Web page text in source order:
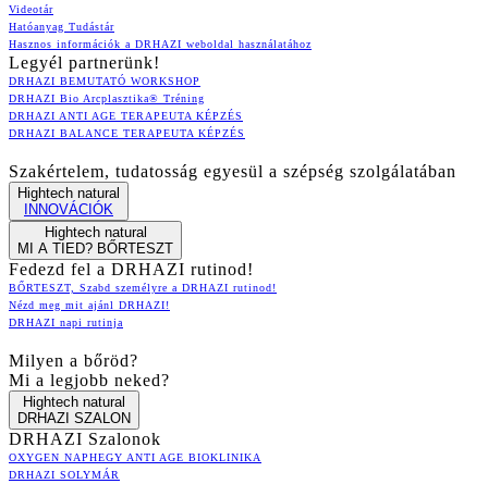
Videotár
Hatóanyag Tudástár
Hasznos információk a DRHAZI weboldal használatához
Legyél partnerünk!
DRHAZI BEMUTATÓ WORKSHOP
DRHAZI Bio Arcplasztika® Tréning
DRHAZI ANTI AGE TERAPEUTA KÉPZÉS
DRHAZI BALANCE TERAPEUTA KÉPZÉS
Szakértelem, tudatosság egyesül a szépség szolgálatában
Hightech natural
INNOVÁCIÓK
Hightech natural
MI A TIED? BŐRTESZT
Fedezd fel a DRHAZI rutinod!
BŐRTESZT, Szabd személyre a DRHAZI rutinod!
Nézd meg mit ajánl DRHAZI!
DRHAZI napi rutinja
Milyen a bőröd?
Mi a legjobb neked?
Hightech natural
DRHAZI SZALON
DRHAZI Szalonok
OXYGEN NAPHEGY ANTI AGE BIOKLINIKA
DRHAZI SOLYMÁR